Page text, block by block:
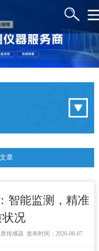
章
智能监测，精准
况
传感器 发布时间：2026-08-07